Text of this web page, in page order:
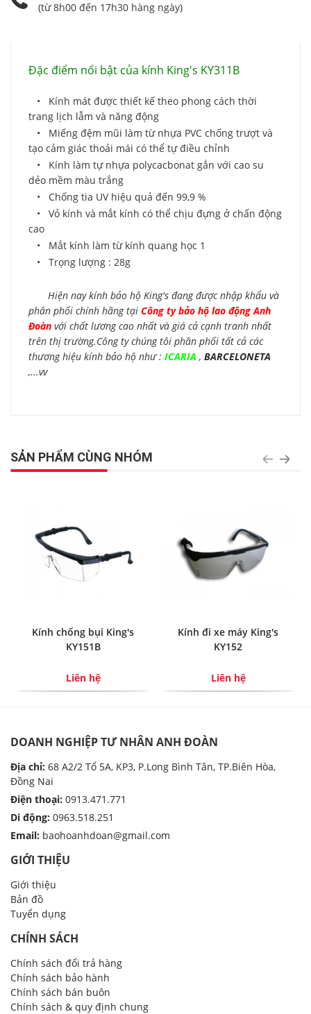
(từ 8h00 đến 17h30 hàng ngày)
Đặc điểm nổi bật của kính King's KY311B
• Kính mát được thiết kế theo phong cách thời
trang lịch lẫm và năng động
• Miếng đệm mũi làm từ nhựa PVC chống trượt và
tạo cảm giác thoải mái có thể tự điều chỉnh
• Kính làm tự nhựa polycacbonat gắn với cao su
dẻo mềm màu trắng
• Chống tia UV hiệu quả đến 99,9 %
• Vỏ kính và mắt kính có thể chịu đựng ở chấn động
cao
• Mắt kính làm từ kính quang học 1
• Trọng lượng : 28g
Hiện nay kính bảo hộ King's đang được nhập khẩu và
phân phối chính hãng tại Công ty bảo hộ lao động Anh
Đoàn với chất lương cao nhất và giá cả cạnh tranh nhất
trên thị trường.Công ty chúng tôi phân phối tất cả các
thương hiệu kính bảo hộ như : ICARIA , BARCELONETA
,...vv
SẢN PHẨM CÙNG NHÓM
Kính chống bụi King's
KY151B
Liên hệ
Kính đi xe máy King's
KY152
Liên hệ
DOANH NGHIỆP TƯ NHÂN ANH ĐOÀN
Địa chỉ: 68 A2/2 Tổ 5A, KP3, P.Long Bình Tân, TP.Biên Hòa,
Đồng Nai
Điện thoại: 0913.471.771
Di động: 0963.518.251
Email: baohoanhdoan@gmail.com
GIỚI THIỆU
Giới thiệu
Bản đồ
Tuyển dụng
CHÍNH SÁCH
Chính sách đổi trả hàng
Chính sách bảo hành
Chính sách bán buôn
Chính sách & quy định chung